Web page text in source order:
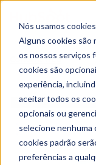
Nós usamos
Alguns cookies são
os nossos serviços
cookies são
experiência,
aceitar todos os
opcionais ou
selecione nenhuma
cookies padrão
preferências a
Content Hub